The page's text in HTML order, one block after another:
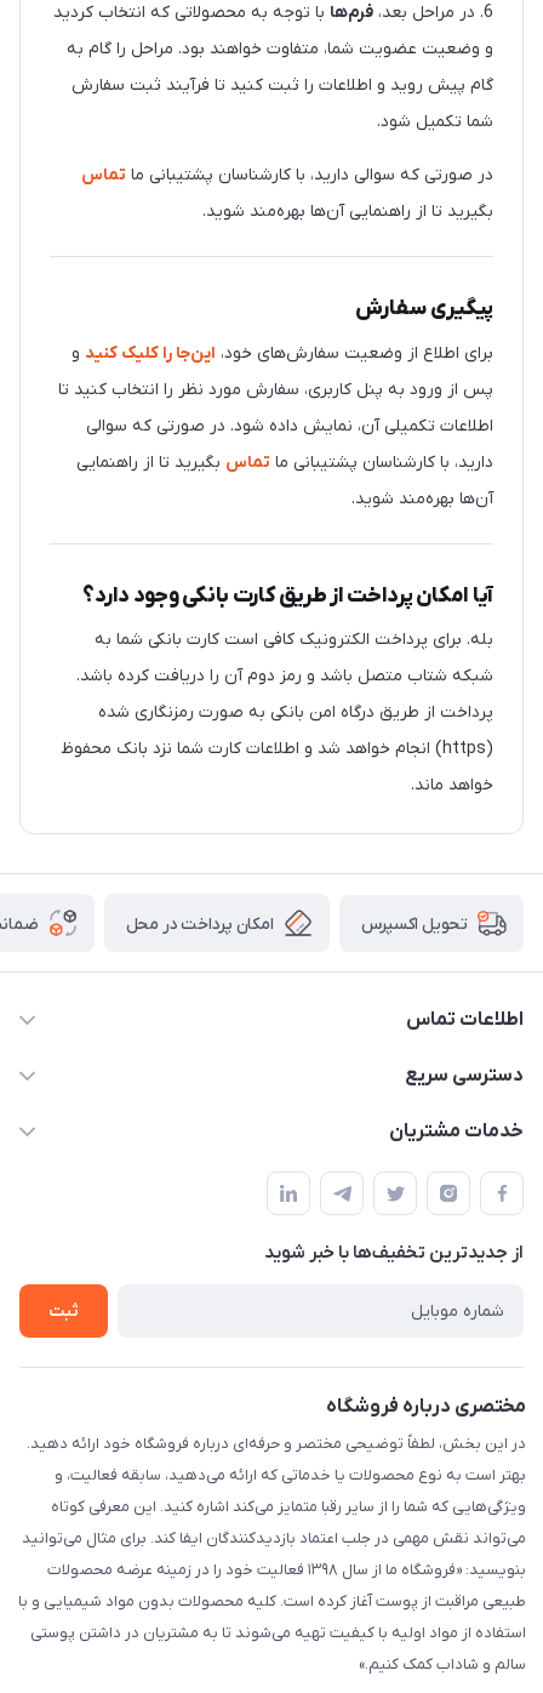
6. در مراحل بعد، فرم‌ها با توجه به محصولاتی که انتخاب کردید
و وضعیت عضویت شما، متفاوت خواهند بود. مراحل را گام به
گام پیش روید و اطلاعات را ثبت کنید تا فرآیند ثبت سفارش
شما تکمیل شود.
در صورتی که سوالی دارید، با کارشناسان پشتیبانی ما تماس
بگیرید تا از راهنمایی آن‌ها بهره‌مند شوید.
پیگیری سفارش
برای اطلاع از وضعیت سفارش‌های خود، این‌جا را کلیک کنید و
پس از ورود به پنل کاربری، سفارش مورد نظر را انتخاب کنید تا
اطلاعات تکمیلی آن، نمایش داده شود. در صورتی که سوالی
دارید، با کارشناسان پشتیبانی ما تماس بگیرید تا از راهنمایی
آن‌ها بهره‌مند شوید.
آیا امکان پرداخت از طریق کارت بانکی وجود دارد؟
بله. برای پرداخت الکترونیک کافی است کارت بانکی شما به
شبکه شتاب متصل باشد و رمز دوم آن را دریافت کرده باشد.
پرداخت از طریق درگاه امن بانکی به صورت رمزنگاری شده
(https) انجام خواهد شد و اطلاعات کارت شما نزد بانک محفوظ
خواهد ماند.
تحویل اکسپرس امکان پرداخت در محل
اطلاعات تماس
۰۲۱۰۰۰۰۰۰۰۰
دسترسی سریع
حساب کاربری
لیست محصولات
درباره ما
خدمات مشتریان
قوانین و مقررات
حریم خصوصی
راهنما
از جدید‌ترین تخفیف‌ها با‌ خبر شوید
ثبت
مختصری درباره فروشگاه
در این بخش، لطفاً توضیحی مختصر و حرفه‌ای درباره فروشگاه خود ارائه دهید.
بهتر است به نوع محصولات یا خدماتی که ارائه می‌دهید، سابقه فعالیت، و
ویژگی‌هایی که شما را از سایر رقبا متمایز می‌کند اشاره کنید. این معرفی کوتاه
می‌تواند نقش مهمی در جلب اعتماد بازدیدکنندگان ایفا کند. برای مثال می‌توانید
بنویسید: «فروشگاه ما از سال ۱۳۹۸ فعالیت خود را در زمینه عرضه محصولات
طبیعی مراقبت از پوست آغاز کرده است. کلیه محصولات بدون مواد شیمیایی و با
استفاده از مواد اولیه با کیفیت تهیه می‌شوند تا به مشتریان در داشتن پوستی
سالم و شاداب کمک کنیم.»